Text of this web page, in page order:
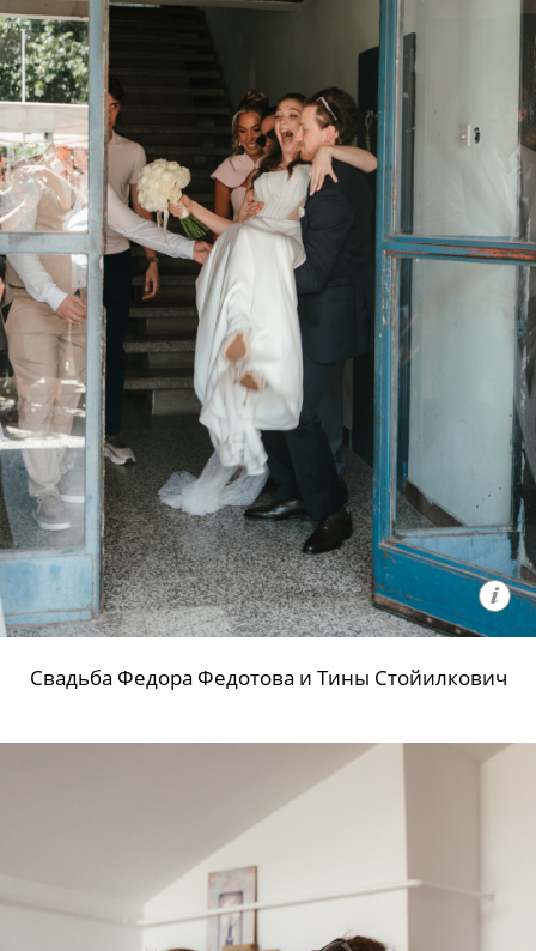
Свадьба Федора Федотова и Тины Стойилкович